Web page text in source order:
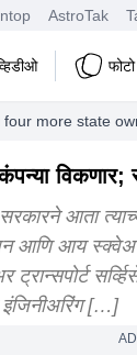
AstroTak
more state
विकणार;
आता
आणि आय
ट्रान्सपोर्ट
[…]